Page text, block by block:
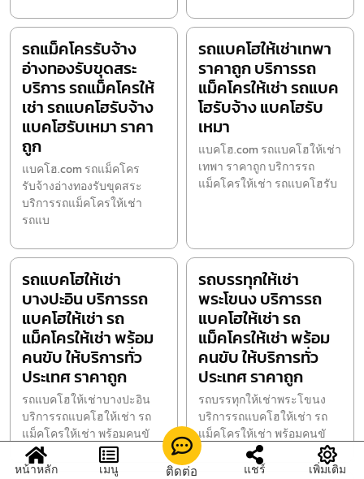
รถแม็คโครรับจ้าง
อ่างทองรับขุดสระ
บริการ รถแม็คโครให้
เช่า รถแบคโฮรับจ้าง
แบคโฮรับเหมา ราคา
ถูก
แบคโฮ.com รถแม็คโคร
รับจ้างอ่างทองรับขุดสระ
บริการรถแม็คโครให้เช่า
รถแบ
รถแบคโฮให้เช่าเทพา
ราคาถูก บริการรถ
แม็คโครให้เช่า รถแบค
โฮรับจ้าง แบคโฮรับ
เหมา
แบคโฮ.com รถแบคโฮให้เช่า
เทพา ราคาถูก บริการรถ
แม็คโครให้เช่า รถแบคโฮรับ
รถแบคโฮให้เช่า
บางปะอิน บริการรถ
แบคโฮให้เช่า รถ
แม็คโครให้เช่า พร้อม
คนขับ ให้บริการทั่ว
ประเทศ ราคาถูก
รถแบคโฮให้เช่าบางปะอิน
บริการรถแบคโฮให้เช่า รถ
แม็คโครให้เช่า พร้อมคนขั
รถบรรทุกให้เช่า
พระโขนง บริการรถ
แบคโฮให้เช่า รถ
แม็คโครให้เช่า พร้อม
คนขับ ให้บริการทั่ว
ประเทศ ราคาถูก
รถบรรทุกให้เช่าพระโขนง
บริการรถแบคโฮให้เช่า รถ
แม็คโครให้เช่า พร้อมคนขั
หน้าหลัก เมนู ติดต่อ แชร์ เพิ่มเติม